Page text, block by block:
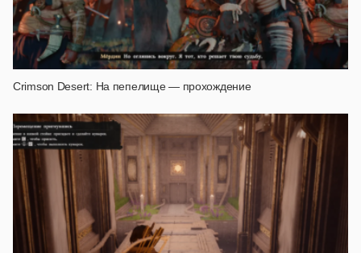
Crimson Desert: На пепелище — прохождение